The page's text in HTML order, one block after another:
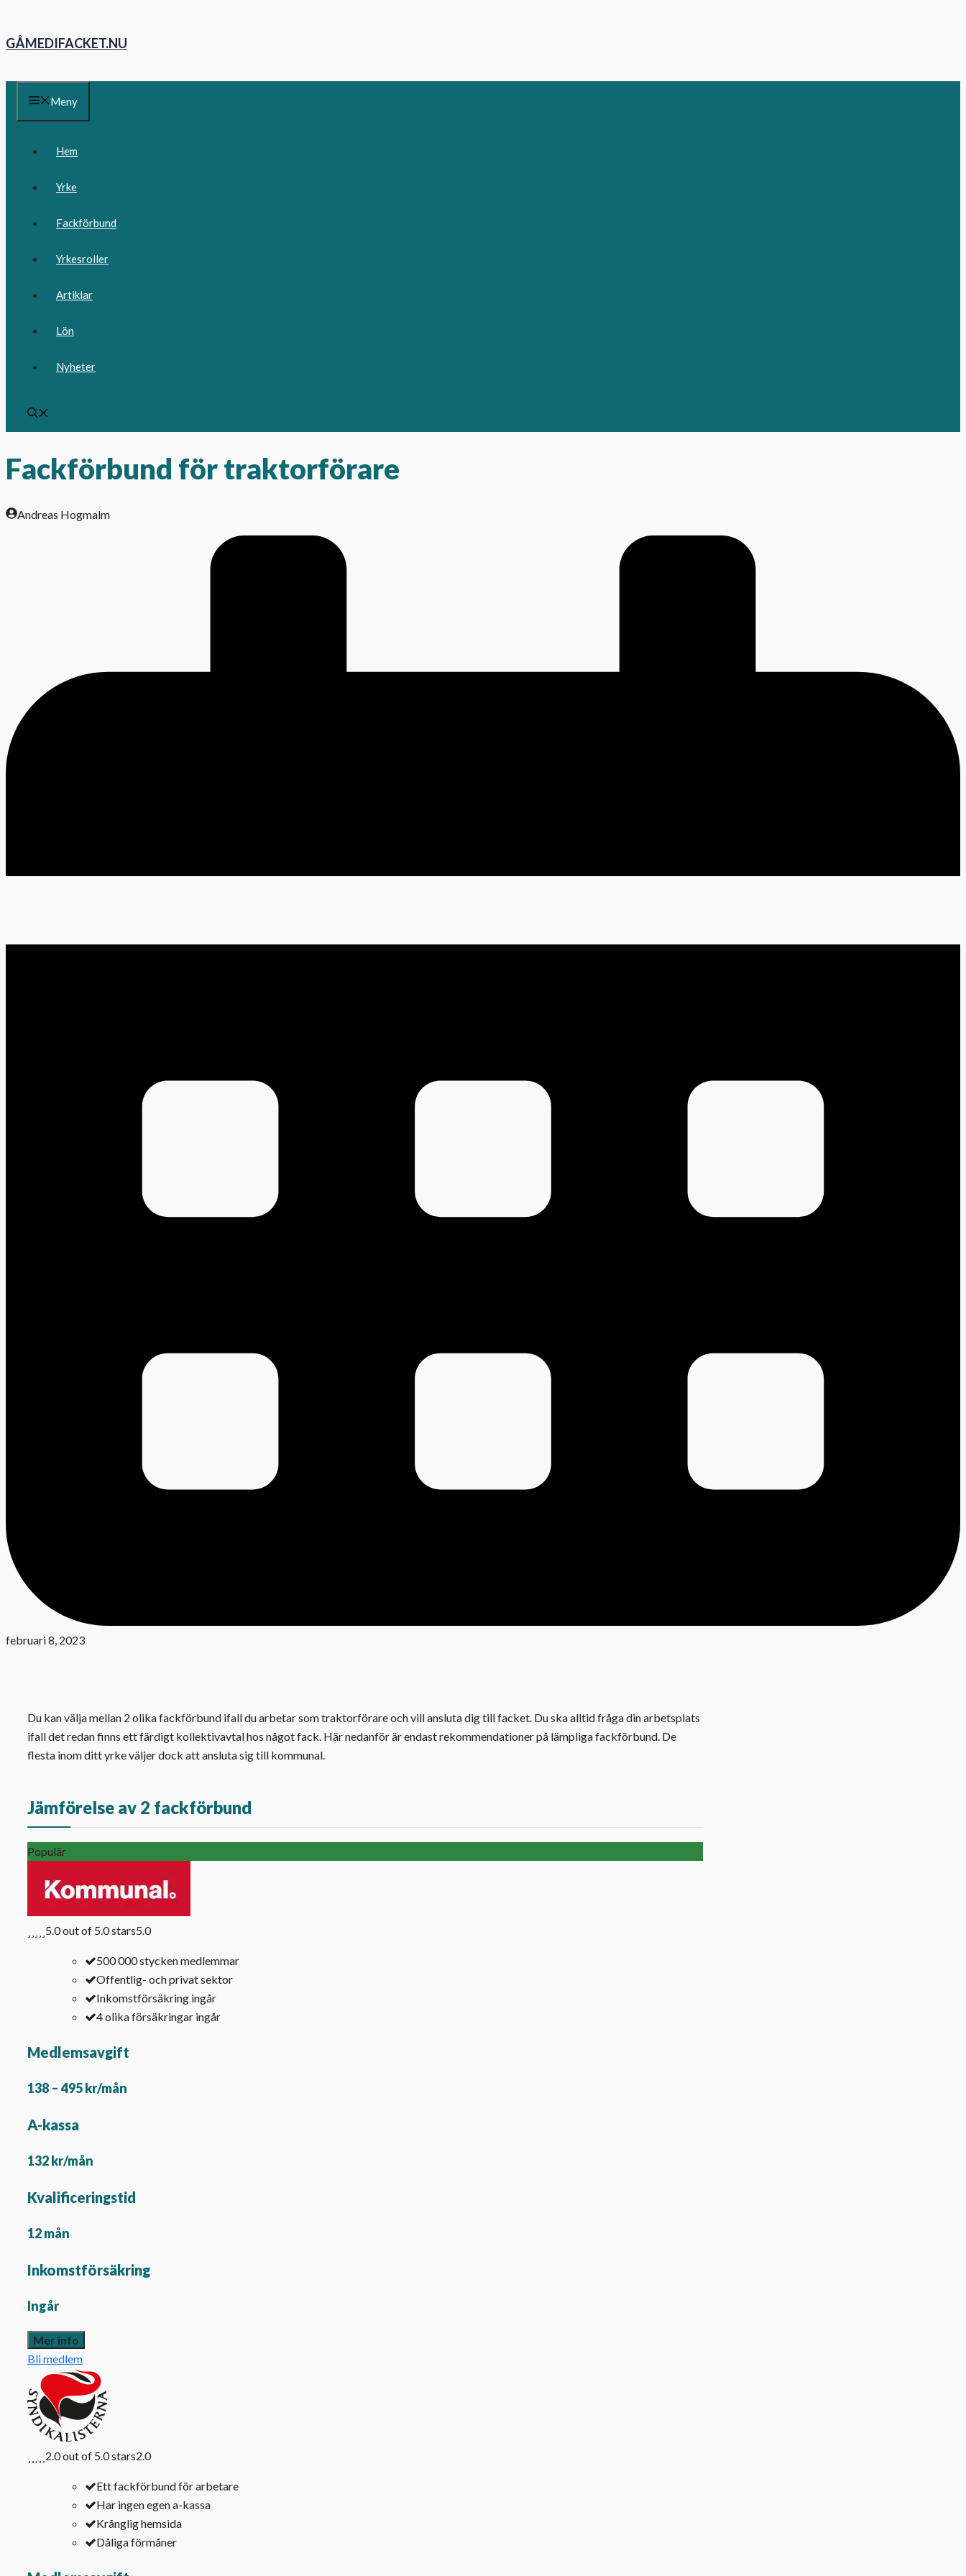
innehåll
GÅMEDIFACKET.NU
Meny
Hem
Yrke
Fackförbund
Yrkesroller
Artiklar
Lön
Nyheter
Fackförbund för traktorförare
Andreas Hogmalm
februari 8, 2023
Du kan välja mellan 2 olika fackförbund ifall du arbetar som traktorförare och vill ansluta dig till facket. Du ska alltid fråga din arbetsplats
ifall det redan finns ett färdigt kollektivavtal hos något fack. Här nedanför är endast rekommendationer på lämpliga fackförbund. De
flesta inom ditt yrke väljer dock att ansluta sig till kommunal.
Jämförelse av 2 fackförbund
Populär
5.0 out of 5.0 stars5.0
500 000 stycken medlemmar
Offentlig- och privat sektor
Inkomstförsäkring ingår
4 olika försäkringar ingår
Medlemsavgift
138 – 495 kr/mån
A-kassa
132 kr/mån
Kvalificeringstid
12 mån
Inkomstförsäkring
Ingår
Mer info
Bli medlem
2.0 out of 5.0 stars2.0
Ett fackförbund för arbetare
Har ingen egen a-kassa
Krånglig hemsida
Dåliga förmåner